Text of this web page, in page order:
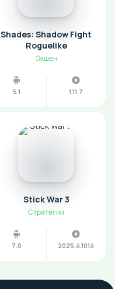
Shades: Shadow Fight
Roguelike
Экшен
5.1 1.11.7
Stick War 3
Стратегии
7.0 2025.4.1014